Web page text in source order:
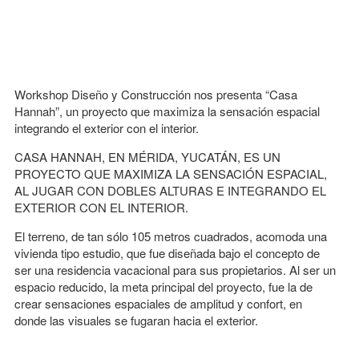
Workshop Diseño y Construcción nos presenta “Casa
Hannah”, un proyecto que maximiza la sensación espacial
integrando el exterior con el interior.
CASA HANNAH, EN MÉRIDA, YUCATÁN, ES UN
PROYECTO QUE MAXIMIZA LA SENSACIÓN ESPACIAL,
AL JUGAR CON DOBLES ALTURAS E INTEGRANDO EL
EXTERIOR CON EL INTERIOR.
El terreno, de tan sólo 105 metros cuadrados, acomoda una
vivienda tipo estudio, que fue diseñada bajo el concepto de
ser una residencia vacacional para sus propietarios. Al ser un
espacio reducido, la meta principal del proyecto, fue la de
crear sensaciones espaciales de amplitud y confort, en
donde las visuales se fugaran hacia el exterior.